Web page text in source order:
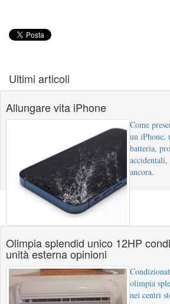
Ultimi articoli
Allungare vita iPhone
Come
un iPhone,
batteria,
ancora.
Olimpia splendid unico 12HP
unità esterna opinioni
olimpia
nei centri